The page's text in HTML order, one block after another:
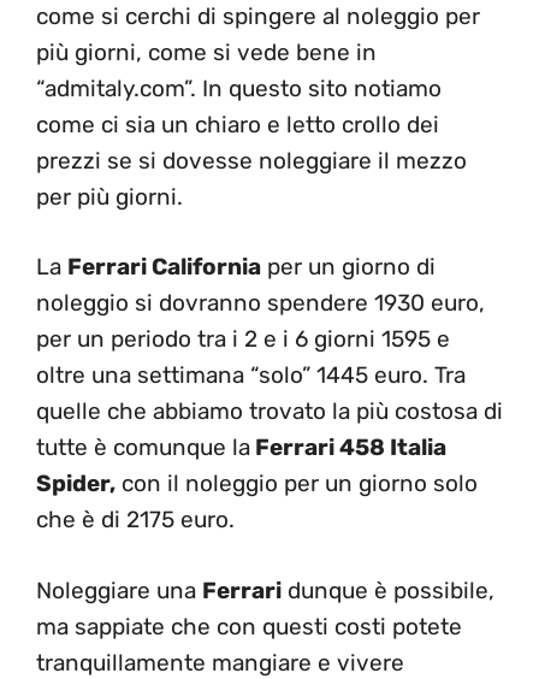
come si cerchi di spingere al noleggio per
più giorni, come si vede bene in
“admitaly.com”. In questo sito notiamo
come ci sia un chiaro e letto crollo dei
prezzi se si dovesse noleggiare il mezzo
per più giorni.
La Ferrari California per un giorno di
noleggio si dovranno spendere 1930 euro,
per un periodo tra i 2 e i 6 giorni 1595 e
oltre una settimana “solo” 1445 euro. Tra
quelle che abbiamo trovato la più costosa di
tutte è comunque la Ferrari 458 Italia
Spider, con il noleggio per un giorno solo
che è di 2175 euro.
Noleggiare una Ferrari dunque è possibile,
ma sappiate che con questi costi potete
tranquillamente mangiare e vivere